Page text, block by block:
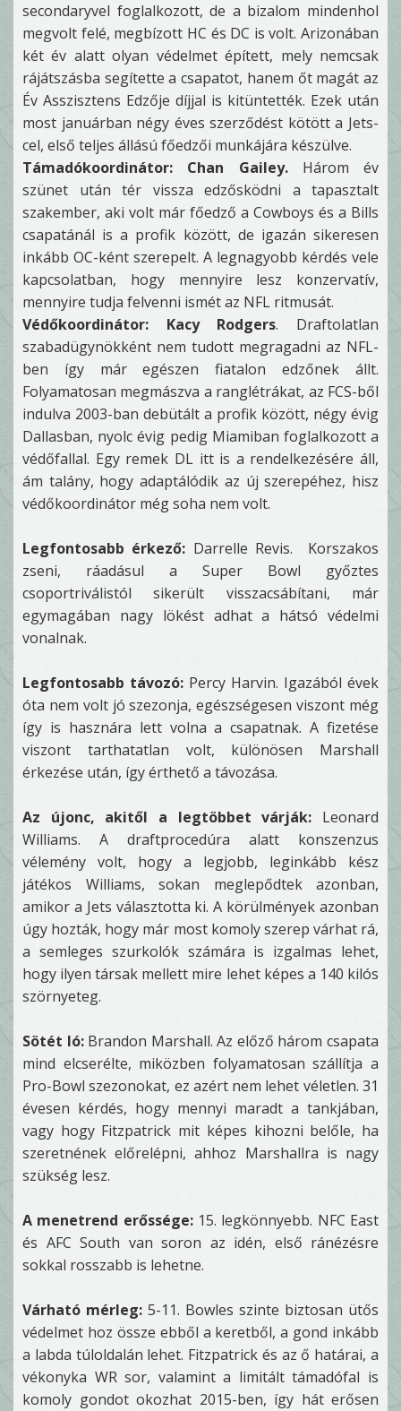
secondaryvel foglalkozott, de a bizalom mindenhol
megvolt felé, megbízott HC és DC is volt. Arizonában
két év alatt olyan védelmet épített, mely nemcsak
rájátszásba segítette a csapatot, hanem őt magát az
Év Asszisztens Edzője díjjal is kitüntették. Ezek után
most januárban négy éves szerződést kötött a Jets-
cel, első teljes állású főedzői munkájára készülve.
Támadókoordinátor: Chan Gailey. Három év
szünet után tér vissza edzősködni a tapasztalt
szakember, aki volt már főedző a Cowboys és a Bills
csapatánál is a profik között, de igazán sikeresen
inkább OC-ként szerepelt. A legnagyobb kérdés vele
kapcsolatban, hogy mennyire lesz konzervatív,
mennyire tudja felvenni ismét az NFL ritmusát.
Védőkoordinátor: Kacy Rodgers. Draftolatlan
szabadügynökként nem tudott megragadni az NFL-
ben így már egészen fiatalon edzőnek állt.
Folyamatosan megmászva a ranglétrákat, az FCS-ből
indulva 2003-ban debütált a profik között, négy évig
Dallasban, nyolc évig pedig Miamiban foglalkozott a
védőfallal. Egy remek DL itt is a rendelkezésére áll,
ám talány, hogy adaptálódik az új szerepéhez, hisz
védőkoordinátor még soha nem volt.
Legfontosabb érkező: Darrelle Revis. Korszakos
zseni, ráadásul a Super Bowl győztes
csoportriválistól sikerült visszacsábítani, már
egymagában nagy lökést adhat a hátsó védelmi
vonalnak.
Legfontosabb távozó: Percy Harvin. Igazából évek
óta nem volt jó szezonja, egészségesen viszont még
így is hasznára lett volna a csapatnak. A fizetése
viszont tarthatatlan volt, különösen Marshall
érkezése után, így érthető a távozása.
Az újonc, akitől a legtöbbet várják: Leonard
Williams. A draftprocedúra alatt konszenzus
vélemény volt, hogy a legjobb, leginkább kész
játékos Williams, sokan meglepődtek azonban,
amikor a Jets választotta ki. A körülmények azonban
úgy hozták, hogy már most komoly szerep várhat rá,
a semleges szurkolók számára is izgalmas lehet,
hogy ilyen társak mellett mire lehet képes a 140 kilós
szörnyeteg.
Sötét ló:Brandon Marshall. Az előző három csapata
mind elcserélte, miközben folyamatosan szállítja a
Pro-Bowl szezonokat, ez azért nem lehet véletlen. 31
évesen kérdés, hogy mennyi maradt a tankjában,
vagy hogy Fitzpatrick mit képes kihozni belőle, ha
szeretnének előrelépni, ahhoz Marshallra is nagy
szükség lesz.
A menetrend erőssége:15. legkönnyebb. NFC East
és AFC South van soron az idén, első ránézésre
sokkal rosszabb is lehetne.
Várható mérleg: 5-11. Bowles szinte biztosan ütős
védelmet hoz össze ebből a keretből, a gond inkább
a labda túloldalán lehet. Fitzpatrick és az ő határai, a
vékonyka WR sor, valamint a limitált támadófal is
komoly gondot okozhat 2015-ben, így hát erősen